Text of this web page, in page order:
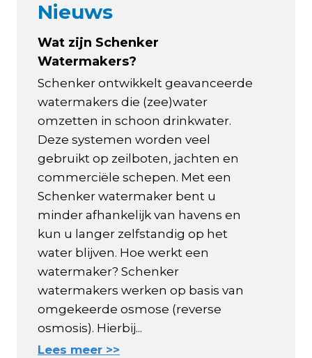
Nieuws
Wat zijn Schenker
Watermakers?
Schenker ontwikkelt geavanceerde
watermakers die (zee)water
omzetten in schoon drinkwater.
Deze systemen worden veel
gebruikt op zeilboten, jachten en
commerciële schepen. Met een
Schenker watermaker bent u
minder afhankelijk van havens en
kun u langer zelfstandig op het
water blijven. Hoe werkt een
watermaker? Schenker
watermakers werken op basis van
omgekeerde osmose (reverse
osmosis). Hierbij...
Lees meer >>